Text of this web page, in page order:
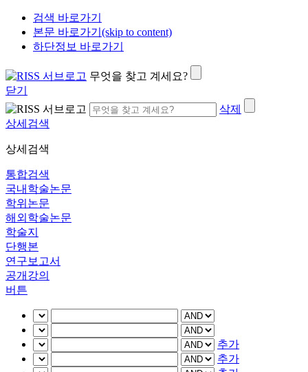
검색 바로가기
본문 바로가기(skip to content)
하단정보 바로가기
무엇을 찾고 계세요?
닫기
삭제
상세검색
상세검색
통합검색
국내학술논문
학위논문
해외학술논문
학술지
단행본
연구보고서
공개강의
버튼
추가
추가